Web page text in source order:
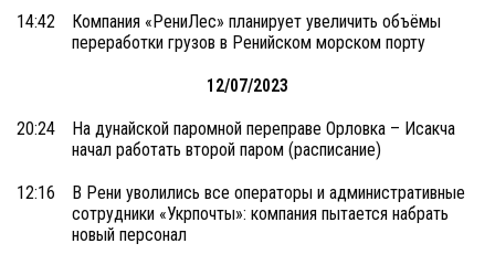
14:42
Компания «РениЛес» планирует увеличить объёмы
переработки грузов в Ренийском морском порту
12/07/2023
20:24
На дунайской паромной переправе Орловка – Исакча
начал работать второй паром (расписание)
12:16
В Рени уволились все операторы и административные
сотрудники «Укрпочты»: компания пытается набрать
новый персонал